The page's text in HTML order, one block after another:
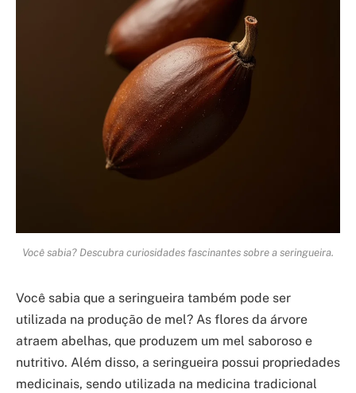
Você sabia? Descubra curiosidades fascinantes sobre a seringueira.
Você sabia que a seringueira também pode ser
utilizada na produção de mel? As flores da árvore
atraem abelhas, que produzem um mel saboroso e
nutritivo. Além disso, a seringueira possui propriedades
medicinais, sendo utilizada na medicina tradicional